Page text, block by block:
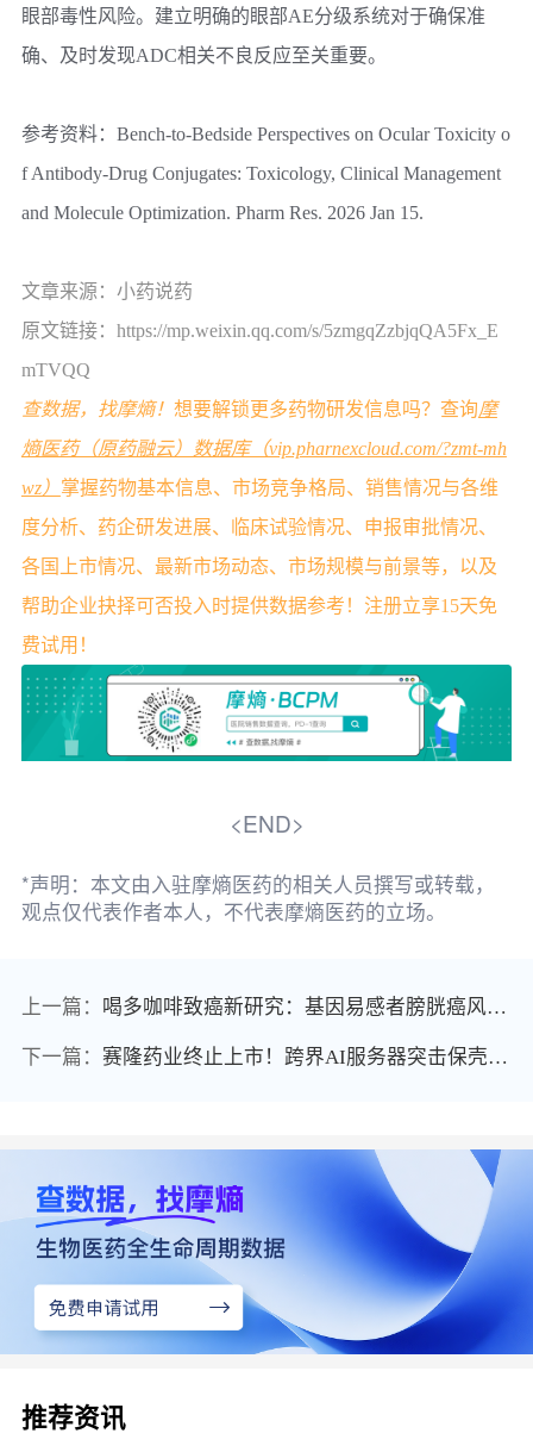
眼部毒性风险。建立明确的眼部AE分级系统对于确保准
确、及时发现ADC相关不良反应至关重要。
参考资料：Bench-to-Bedside Perspectives on Ocular Toxicity o
f Antibody-Drug Conjugates: Toxicology, Clinical Management
and Molecule Optimization. Pharm Res. 2026 Jan 15.
文章来源： 小药说药
原文链接： https://mp.weixin.qq.com/s/5zmgqZzbjqQA5Fx_E
mTVQQ
查数据，找摩熵！ 想要解锁更多药物研发信息吗？查询摩
熵医药（原药融云）数据库（vip.pharnexcloud.com/?zmt-mh
wz） 掌握药物基本信息、市场竞争格局、销售情况与各维
度分析、药企研发进展、临床试验情况、申报审批情况、
各国上市情况、最新市场动态、市场规模与前景等，以及
帮助企业抉择可否投入时提供数据参考！注册立享15天免
费试用！
<END>
*声明：本文由入驻摩熵医药的相关人员撰写或转载，
观点仅代表作者本人，不代表摩熵医药的立场。
上一篇： 喝多咖啡致癌新研究：基因易感者膀胱癌风险升102%，脱因咖啡也有健康隐患
下一篇： 赛隆药业终止上市！跨界AI服务器突击保壳遭"无法表示意见"，ST赛隆明日进入退市整理期
推荐资讯